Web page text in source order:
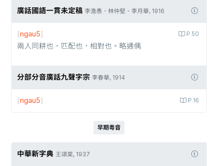
廣話國語一貫未定稿 李澹愚、林仲堅、李月華, 1916
P.50
[ngau5]
兩人同耕也，匹配也，相對也。略通偶
分部分音廣話九聲字宗 李春華, 1914
P.16
[ngau5]
早期粵音
中華新字典 王頌棠, 1937